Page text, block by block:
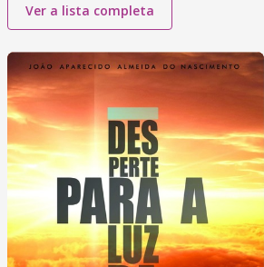
Ver a lista completa